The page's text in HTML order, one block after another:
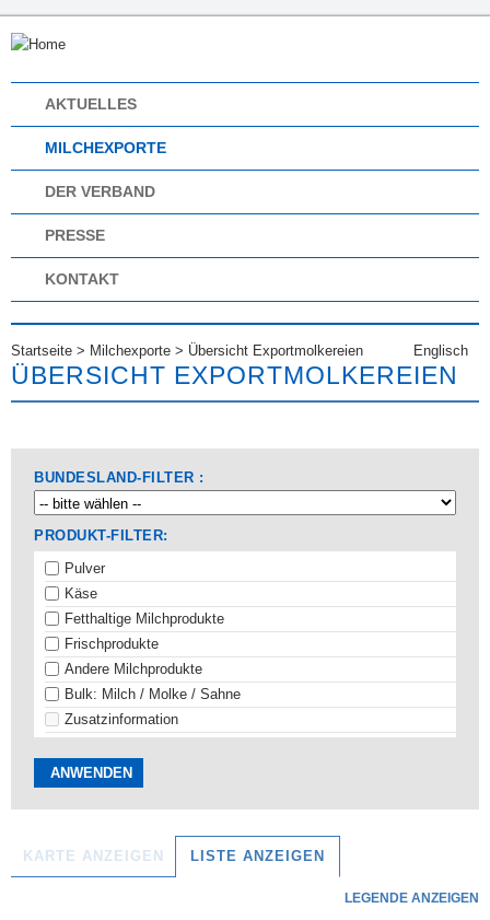
AKTUELLES
MILCHEXPORTE
DER VERBAND
PRESSE
KONTAKT
Startseite > Milchexporte > Übersicht Exportmolkereien Englisch
ÜBERSICHT EXPORTMOLKEREIEN
BUNDESLAND-FILTER :
PRODUKT-FILTER:
Pulver
Käse
Fetthaltige Milchprodukte
Frischprodukte
Andere Milchprodukte
Bulk: Milch / Molke / Sahne
Zusatzinformation
KARTE ANZEIGEN LISTE ANZEIGEN
LEGENDE ANZEIGEN